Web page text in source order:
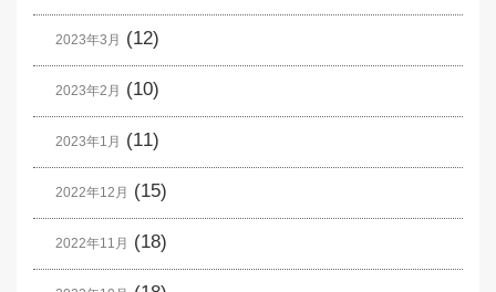
2023年3月 (12)
2023年2月 (10)
2023年1月 (11)
2022年12月 (15)
2022年11月 (18)